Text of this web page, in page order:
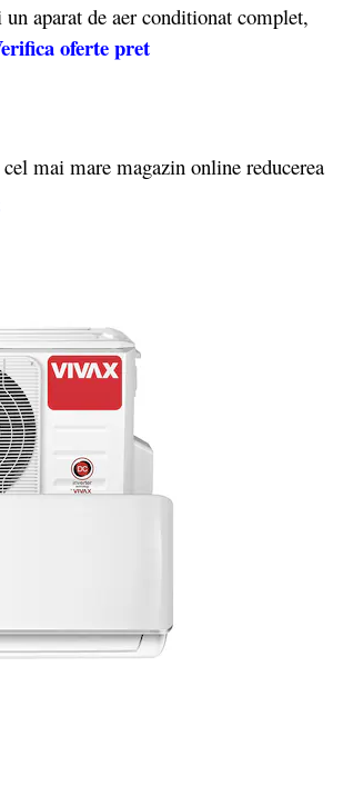
aparat de aer conditionat complet,
ofertepret
mai mare magazin online reducerea